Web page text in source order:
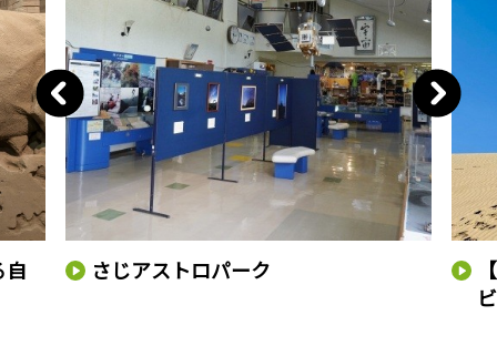
自 さじアストロパーク